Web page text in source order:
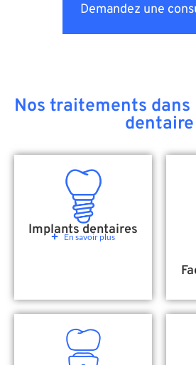
Demandez une
Nos traitements
dentaire
Implants dentaires
En savoir plus